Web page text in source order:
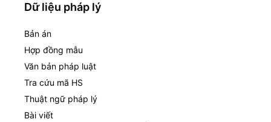
Dữ liệu pháp lý
Bản án
Hợp đồng mẫu
Văn bản pháp luật
Tra cứu mã HS
Thuật ngữ pháp lý
Bài viết